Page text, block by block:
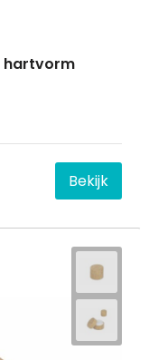
hartvorm
Bekijk